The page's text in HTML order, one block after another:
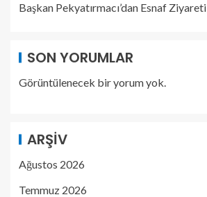
Başkan Pekyatırmacı’dan Esnaf Ziyareti
SON YORUMLAR
Görüntülenecek bir yorum yok.
ARŞIV
Ağustos 2026
Temmuz 2026